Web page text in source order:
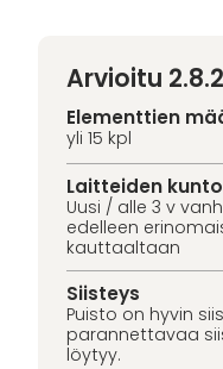
Arvioitu
Elementtien
yli 15 kpl
Laitteiden kunto
Uusi / alle 3 v
edelleen
kauttaaltaan
Siisteys
Puisto on hyvin
parannettavaa
löytyy.